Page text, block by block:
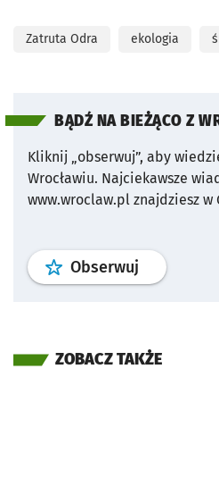
Zatruta Odra ekologia
BĄDŹ NA BIEŻĄCO Z
Kliknij „obserwuj”, aby
Wrocławiu. Najciekawsze
www.wroclaw.pl znajdziesz w
Obserwuj profil
ZOBACZ TAKŻE